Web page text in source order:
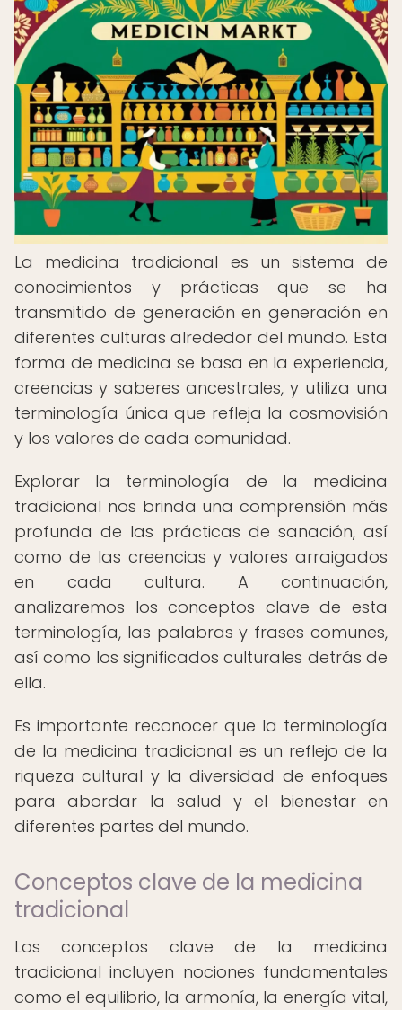
La medicina tradicional es un sistema de
conocimientos y prácticas que se ha
transmitido de generación en generación en
diferentes culturas alrededor del mundo. Esta
forma de medicina se basa en la experiencia,
creencias y saberes ancestrales, y utiliza una
terminología única que refleja la cosmovisión
y los valores de cada comunidad.
Explorar la terminología de la medicina
tradicional nos brinda una comprensión más
profunda de las prácticas de sanación, así
como de las creencias y valores arraigados
en cada cultura. A continuación,
analizaremos los conceptos clave de esta
terminología, las palabras y frases comunes,
así como los significados culturales detrás de
ella.
Es importante reconocer que la terminología
de la medicina tradicional es un reflejo de la
riqueza cultural y la diversidad de enfoques
para abordar la salud y el bienestar en
diferentes partes del mundo.
Conceptos clave de la medicina
tradicional
Los conceptos clave de la medicina
tradicional incluyen nociones fundamentales
como el equilibrio, la armonía, la energía vital,